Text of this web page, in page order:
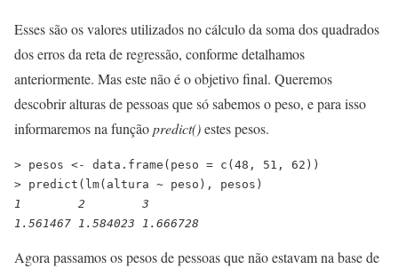
Esses são os valores utilizados no cálculo da soma dos quadrados
dos erros da reta de regressão, conforme detalhamos
anteriormente. Mas este não é o objetivo final. Queremos
descobrir alturas de pessoas que só sabemos o peso, e para isso
informaremos na funçãopredict()estes pesos.
> pesos <- data.frame(peso = c(48, 51, 62))
> predict(lm(altura ~ peso), pesos)
1        2        3
1.561467 1.584023 1.666728
Agora passamos os pesos de pessoas que não estavam na base de